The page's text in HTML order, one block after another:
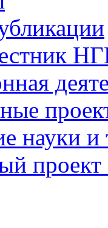
науки и